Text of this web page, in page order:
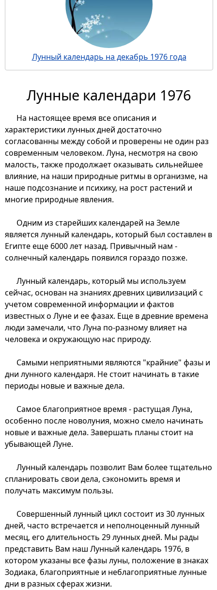
Лунный календарь на декабрь 1976 года
Лунные календари 1976
На настоящее время все описания и
характеристики лунных дней достаточно
согласованны между собой и проверены не один раз
современным человеком. Луна, несмотря на свою
малость, также продолжает оказывать сильнейшее
влияние, на наши природные ритмы в организме, на
наше подсознание и психику, на рост растений и
многие природные явления.
Одним из старейших календарей на Земле
является лунный календарь, который был составлен в
Египте еще 6000 лет назад. Привычный нам -
солнечный календарь появился гораздо позже.
Лунный календарь, который мы используем
сейчас, основан на знаниях древних цивилизаций с
учетом современной информации и фактов
известных о Луне и ее фазах. Еще в древние времена
люди замечали, что Луна по-разному влияет на
человека и окружающую нас природу.
Самыми неприятными являются "крайние" фазы и
дни лунного календаря. Не стоит начинать в такие
периоды новые и важные дела.
Самое благоприятное время - растущая Луна,
особенно после новолуния, можно смело начинать
новые и важные дела. Завершать планы стоит на
убывающей Луне.
Лунный календарь позволит Вам более тщательно
спланировать свои дела, сэкономить время и
получать максимум пользы.
Совершенный лунный цикл состоит из 30 лунных
дней, часто встречается и неполноценный лунный
месяц, его длительность 29 лунных дней. Мы рады
представить Вам наш Лунный календарь 1976, в
котором указаны все фазы луны, положение в знаках
Зодиака, благоприятные и неблагоприятные лунные
дни в разных сферах жизни.